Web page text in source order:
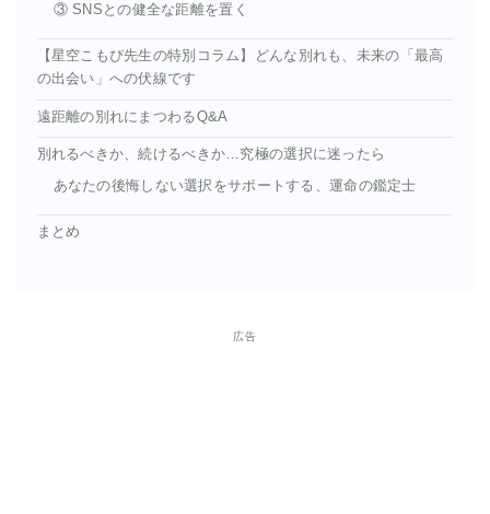
③ SNSとの健全な距離を置く
【星空こもぴ先生の特別コラム】どんな別れも、未来の「最高
の出会い」への伏線です
遠距離の別れにまつわるQ&A
別れるべきか、続けるべきか…究極の選択に迷ったら
あなたの後悔しない選択をサポートする、運命の鑑定士
まとめ
広告